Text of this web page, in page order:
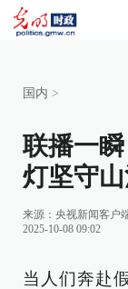
国内 >
联播一
灯坚守
来源： 央视新闻客户
2025-10-08 09:02
当人们奔赴